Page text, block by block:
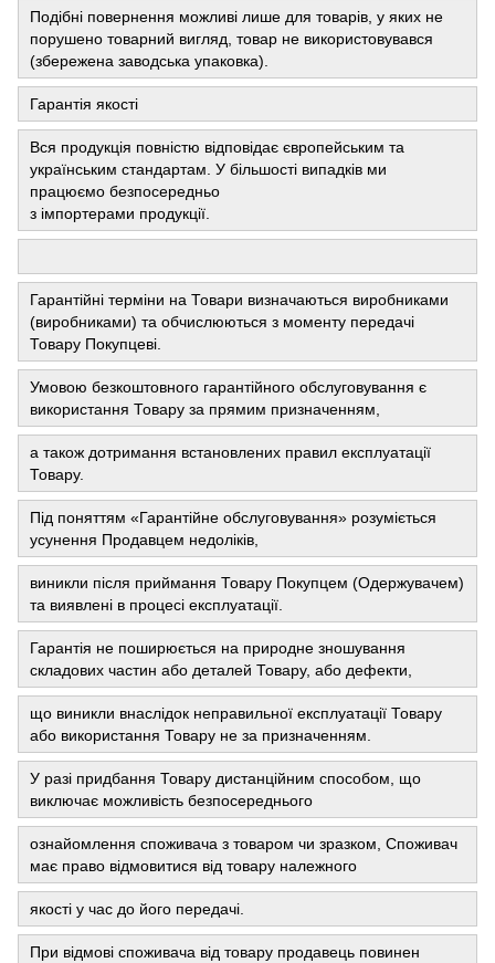
Подібні повернення можливі лише для товарів, у яких не
порушено товарний вигляд, товар не використовувався
(збережена заводська упаковка).
Гарантія якості
Вся продукція повністю відповідає європейським та
українським стандартам. У більшості випадків ми
працюємо безпосередньо
з імпортерами продукції.
Гарантійні терміни на Товари визначаються виробниками
(виробниками) та обчислюються з моменту передачі
Товару Покупцеві.
Умовою безкоштовного гарантійного обслуговування є
використання Товару за прямим призначенням,
а також дотримання встановлених правил експлуатації
Товару.
Під поняттям «Гарантійне обслуговування» розуміється
усунення Продавцем недоліків,
виникли після приймання Товару Покупцем (Одержувачем)
та виявлені в процесі експлуатації.
Гарантія не поширюється на природне зношування
складових частин або деталей Товару, або дефекти,
що виникли внаслідок неправильної експлуатації Товару
або використання Товару не за призначенням.
У разі придбання Товару дистанційним способом, що
виключає можливість безпосереднього
ознайомлення споживача з товаром чи зразком, Споживач
має право відмовитися від товару належного
якості у час до його передачі.
При відмові споживача від товару продавець повинен